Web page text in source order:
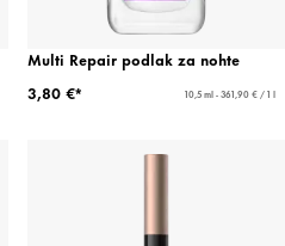
Multi Repair podlak za nohte
3,80 €*
10,5 ml - 361,90 € / 1 l